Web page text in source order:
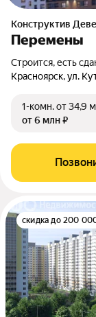
Конструктив
Перемены
Строится, есть
Красноярск, ул.
1-комн.от 34,9
от 6 млн ₽
скидка до 200